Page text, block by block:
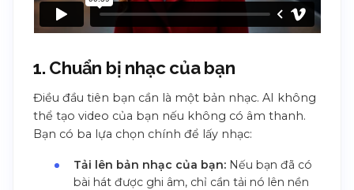
1. Chuẩn bị nhạc của bạn
Điều đầu tiên bạn cần là một bản nhạc. AI không
thể tạo video của bạn nếu không có âm thanh.
Bạn có ba lựa chọn chính để lấy nhạc:
Tải lên bản nhạc của bạn: Nếu bạn đã có
bài hát được ghi âm, chỉ cần tải nó lên nền